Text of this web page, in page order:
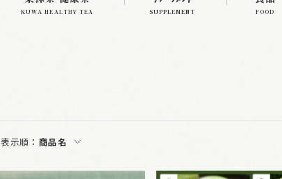
KUWA HEALTHY TEA SUPPLEMENT FOOD
表示順： 商品名